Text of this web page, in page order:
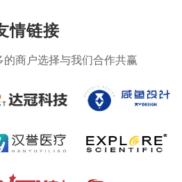
情链接
的商户选择与我们合作共赢